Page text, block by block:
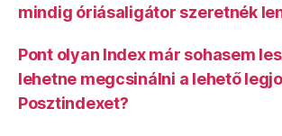
mindig óriásaligátor szeretnék
Pont olyan Index már sohasem
lehetne megcsinálni a lehető
Posztindexet?